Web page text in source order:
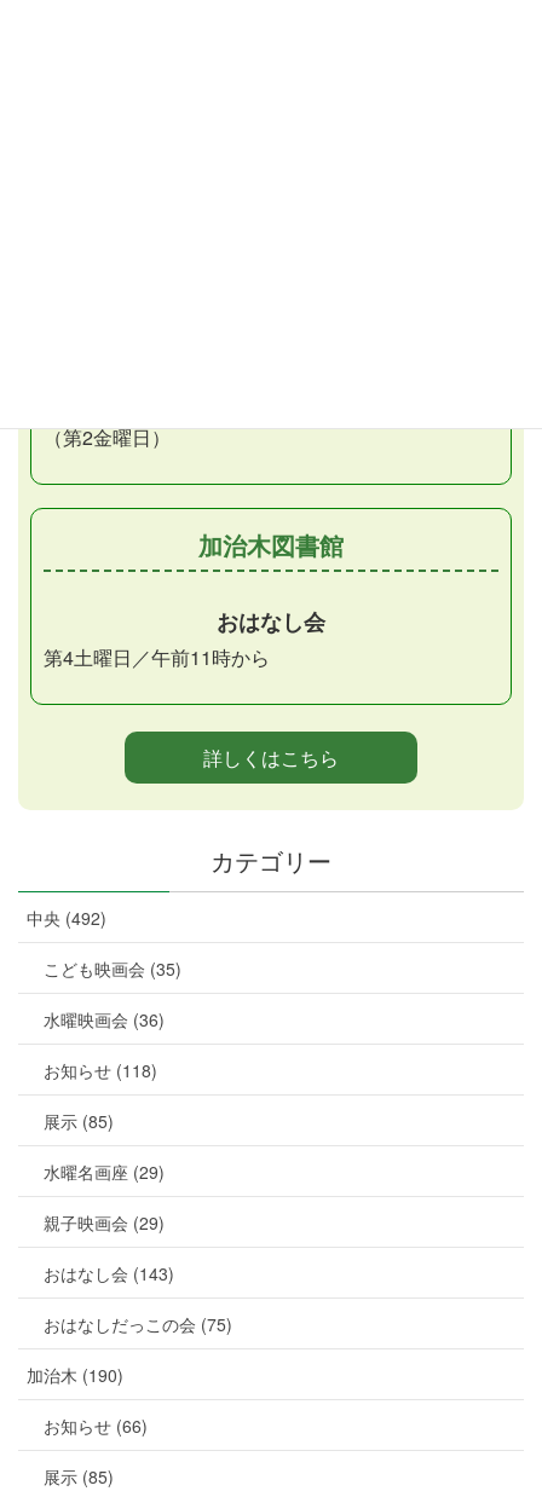
（第2金曜日）
加治木図書館
おはなし会
第4土曜日／午前11時から
詳しくはこちら
カテゴリー
中央 (492)
こども映画会 (35)
水曜映画会 (36)
お知らせ (118)
展示 (85)
水曜名画座 (29)
親子映画会 (29)
おはなし会 (143)
おはなしだっこの会 (75)
加治木 (190)
お知らせ (66)
展示 (85)